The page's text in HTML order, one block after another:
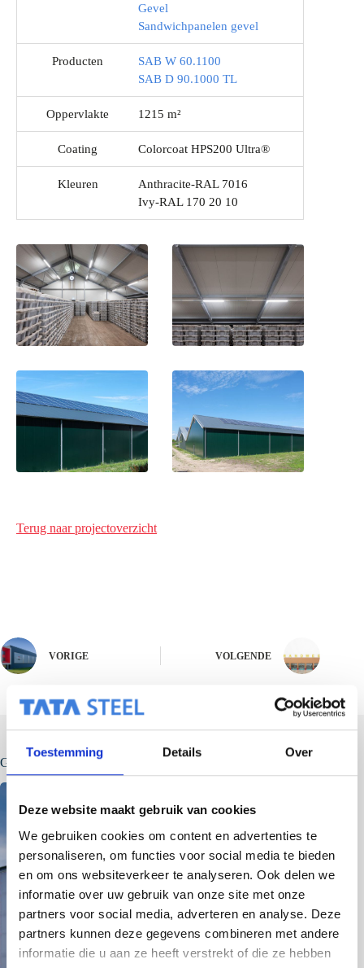
Toestemming Details Over
Deze website maakt gebruik van cookies
We gebruiken cookies om content en advertenties te
personaliseren, om functies voor social media te bieden
en om ons websiteverkeer te analyseren. Ook delen we
informatie over uw gebruik van onze site met onze
partners voor social media, adverteren en analyse. Deze
partners kunnen deze gegevens combineren met andere
informatie die u aan ze heeft verstrekt of die ze hebben
Gevel
Sandwichpanelen gevel
Producten
SAB W 60.1100
SAB D 90.1000 TL
Oppervlakte 1215 m²
Coating Colorcoat HPS200 Ultra®
Kleuren
Anthracite-RAL 7016
Ivy-RAL 170 20 10
Terug naar projectoverzicht
VORIGE VOLGENDE
Gerelateerde berichten